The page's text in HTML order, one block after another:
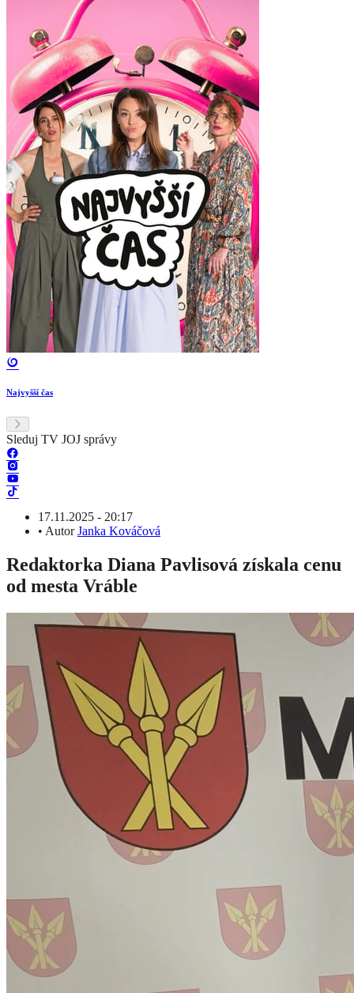
Najvyšší čas
Sleduj TV JOJ správy
17.11.2025 - 20:17
• AutorJanka Kováčová
Redaktorka Diana Pavlisová získala cenu
od mesta Vráble